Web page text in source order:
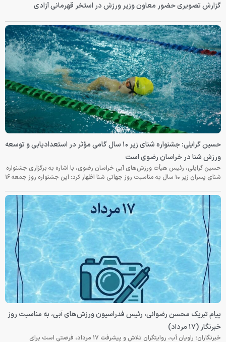
گزارش تصویری حضور معاون وزیر ورزش در استخر قهرمانی آزادی
حسین گرایلی: جشنواره شنای زیر ۱۰ سال گامی مؤثر در استعدادیابی و توسعه
ورزش شنا در خراسان رضوی است
حسین گرایلی، رئیس هیأت ورزش‌های آبی خراسان رضوی، با اشاره به برگزاری جشنواره
شنای پسران زیر ۱۰ سال به مناسبت روز جهانی شنا اظهار کرد: این جشنواره روز جمعه‌ ۱۶
پیام تبریک محسن رضوانی، رئیس فدراسیون ورزش‌های آبی، به مناسبت روز
خبرنگار (۱۷ مرداد)
خبرنگاران؛ راویان آب، روایتگران تلاش و پیشرفت ۱۷ مرداد، فرصتی است برای